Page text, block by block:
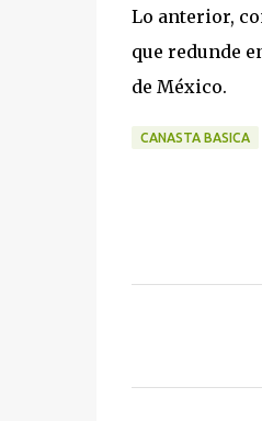
Lo anterior,
que redunde
de México.
CANASTA BASICA